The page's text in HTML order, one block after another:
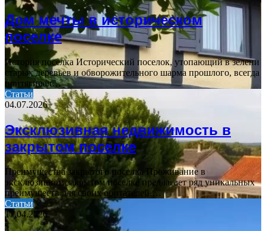
Дом мечты в историческом
поселке
История поселка Исторический поселок, утопающий в зелени
старых деревьев и обворожительного шарма прошлого, всегда
притягивал…
Статьи
04.07.2026
Эксклюзивная недвижимость в
закрытом поселке
Преимущества закрытого поселка Проживание в
эксклюзивном закрытом поселке предлагает ряд уникальных
преимуществ для своих обитателей.…
Статьи
17.04.2026